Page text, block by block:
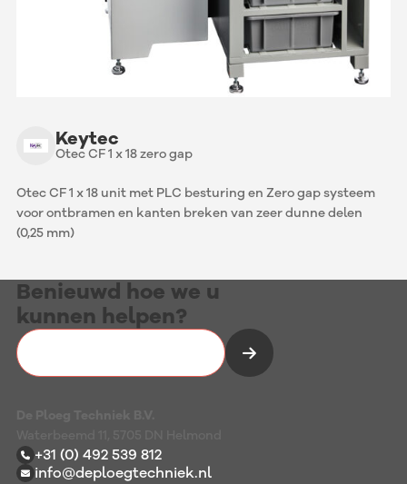
Keytec
Otec CF 1 x 18 zero gap
Otec CF 1 x 18 unit met PLC besturing en Zero gap systeem
voor ontbramen en kanten breken van zeer dunne delen
(0,25 mm)
Benieuwd hoe we u
kunnen helpen?
+31 (0) 492 539 812
info@deploegtechniek.nl